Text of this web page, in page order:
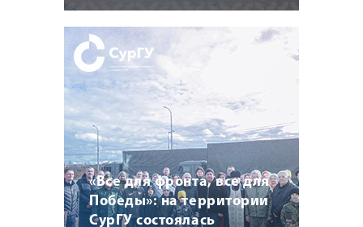
«Все для фронта, все для
Победы»: на территории
СурГУ состоялась